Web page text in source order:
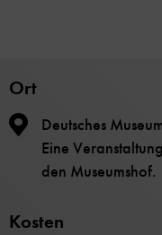
Ort
Deutsches
Eine
den Museumshof.
Kosten